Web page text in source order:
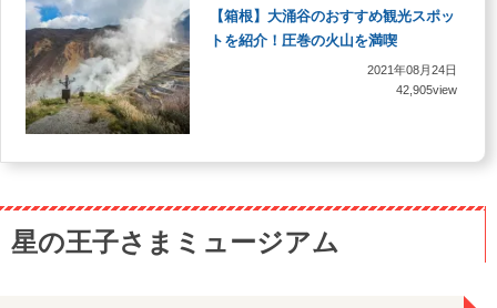
【箱根】大涌谷のおすすめ観光スポッ
トを紹介！圧巻の火山を満喫
2021年08月24日
42,905view
星の王子さまミュージアム